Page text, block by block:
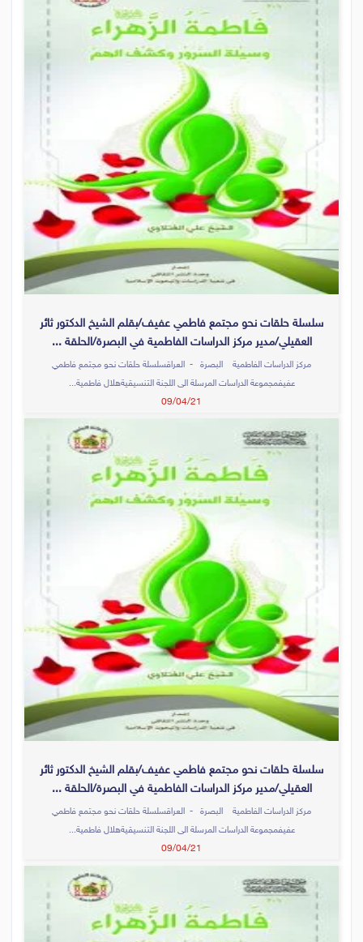
سلسلة حلقات نحو مجتمع فاطمي عفيف/بقلم الشيخ الدكتور ثائر
العقيلي/مدير مركز الدراسات الفاطمية في البصرة/الحلقة ...
مركز الدراسات الفاطمية البصرة - العراقسلسلة حلقات نحو مجتمع فاطمي
عفيفمجموعة الدراسات المرسلة الى اللجنة التنسيقيةهلال فاطمية...
09/04/21
سلسلة حلقات نحو مجتمع فاطمي عفيف/بقلم الشيخ الدكتور ثائر
العقيلي/مدير مركز الدراسات الفاطمية في البصرة/الحلقة ...
مركز الدراسات الفاطمية البصرة - العراقسلسلة حلقات نحو مجتمع فاطمي
عفيفمجموعة الدراسات المرسلة الى اللجنة التنسيقيةهلال فاطمية...
09/04/21